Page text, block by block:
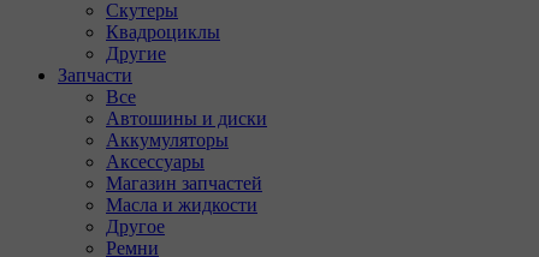
Скутеры
Квадроциклы
Другие
Запчасти
Все
Автошины и диски
Аккумуляторы
Аксессуары
Магазин запчастей
Масла и жидкости
Другое
Ремни